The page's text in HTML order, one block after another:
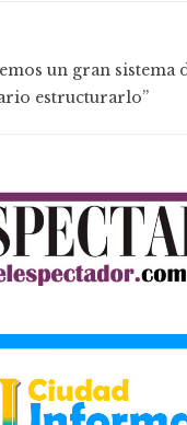
un gran sistema
estructurarlo”